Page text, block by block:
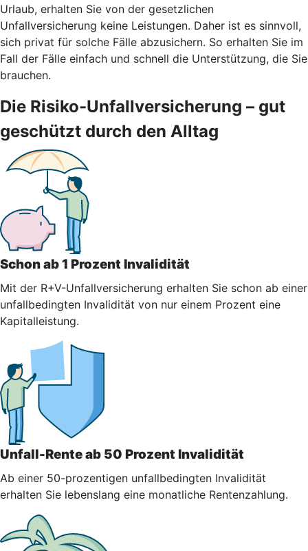
Urlaub, erhalten Sie von der gesetzlichen
Unfallversicherung keine Leistungen. Daher ist es sinnvoll,
sich privat für solche Fälle abzusichern. So erhalten Sie im
Fall der Fälle einfach und schnell die Unterstützung, die Sie
brauchen.
Die Risiko-Unfallversicherung – gut
geschützt durch den Alltag
Schon ab 1 Prozent Invalidität
Mit der R+V-Unfallversicherung erhalten Sie schon ab einer
unfallbedingten Invalidität von nur einem Prozent eine
Kapitalleistung.
Unfall-Rente ab 50 Prozent Invalidität
Ab einer 50-prozentigen unfallbedingten Invalidität
erhalten Sie lebenslang eine monatliche Rentenzahlung.